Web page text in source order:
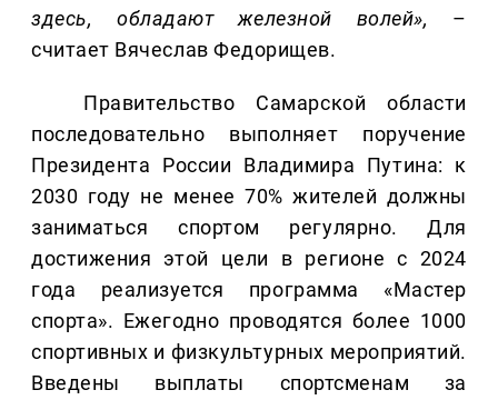
здесь, обладают железной волей»,
–
считает Вячеслав Федорищев.
Правительство Самарской области
последовательно выполняет поручение
Президента России Владимира Путина: к
2030 году не менее 70% жителей должны
заниматься спортом регулярно. Для
достижения этой цели в регионе с 2024
года реализуется программа «Мастер
спорта». Ежегодно проводятся более 1000
спортивных и физкультурных мероприятий.
Введены выплаты спортсменам за